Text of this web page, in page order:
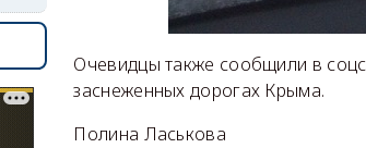
Очевидцы также сообщили в
заснеженных дорогах Крыма.
Полина Ласькова